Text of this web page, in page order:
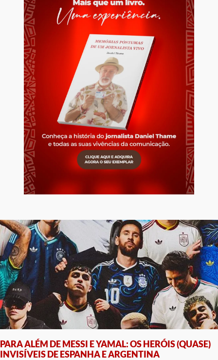
PARA ALÉM DE MESSI E YAMAL: OS HERÓIS (QUASE)
INVISÍVEIS DE ESPANHA E ARGENTINA